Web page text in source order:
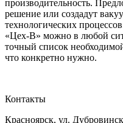
производительность.
решение или создадут
технологических
«Цех-В» можно в любой
точный список
что конкретно нужно.
Контакты
Красноярск, ул.